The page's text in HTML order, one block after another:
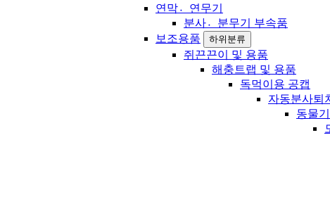
연막연〮무기
분사분〮무기 부속품
보조용품
하위분류
쥐끈끈이 및 용품
해충트랩 및 용품
독먹이용 공캡
자동분사퇴
동물